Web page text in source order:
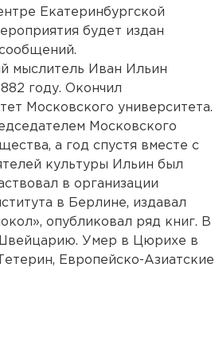
Екатеринбургской
будет издан
мыслитель Иван Ильин
году. Окончил
Московского университета.
Московского
а год спустя вместе с
культуры Ильин был
в организации
в Берлине, издавал
опубликовал ряд книг. В
Швейцарию. Умер в Цюрихе в
Европейско-Азиатские